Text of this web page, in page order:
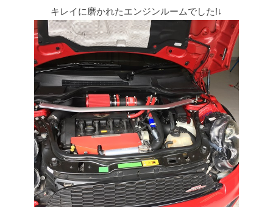
キレイに磨かれたエンジンルームでした!↓